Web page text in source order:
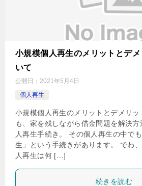
小規模個人再生のメリットとデ
いて
公開日： 2021年5月4日
個人再生
小規模個人再生のメリットとデメリ
も、家を残しながら借金問題を解決
人再生手続き。 その個人再生の中で
生」という手続きがあります。 でわ
人再生は何 […]
続きを読む